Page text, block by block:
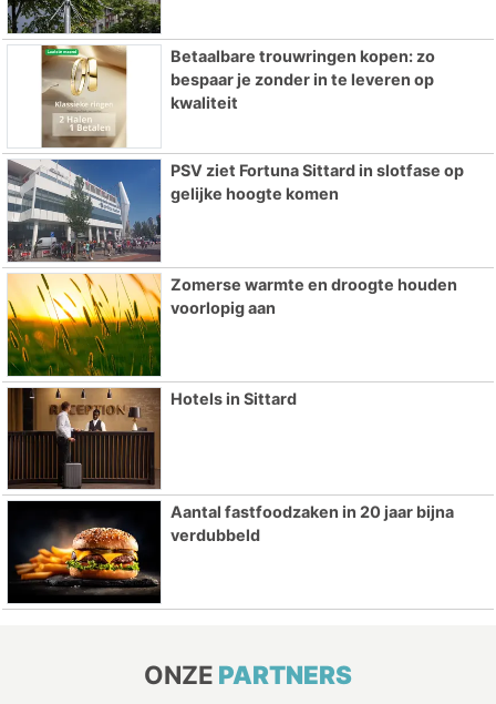
Betaalbare trouwringen kopen: zo
bespaar je zonder in te leveren op
kwaliteit
PSV ziet Fortuna Sittard in slotfase op
gelijke hoogte komen
Zomerse warmte en droogte houden
voorlopig aan
Hotels in Sittard
Aantal fastfoodzaken in 20 jaar bijna
verdubbeld
ONZE PARTNERS